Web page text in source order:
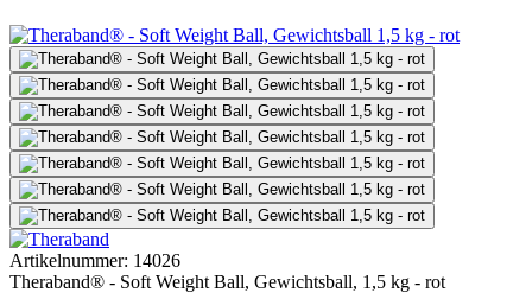
Artikelnummer: 14026
Theraband® - Soft Weight Ball, Gewichtsball, 1,5 kg - rot